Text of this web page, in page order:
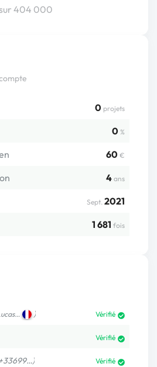
404 000
0 projets
0 %
60 €
4 ans
Sept. 2021
1 681 fois
) Vérifié
Vérifié
Vérifié